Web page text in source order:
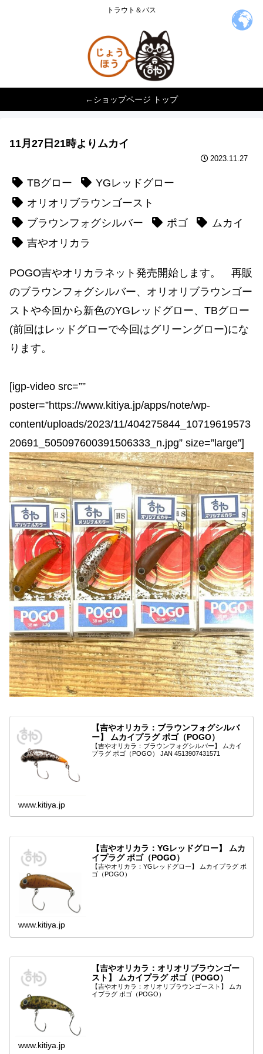
トラウト＆バス
←ショップページ トップ
11月27日21時よりムカイ
2023.11.27
TBグロー
YGレッドグロー
オリオリブラウンゴースト
ブラウンフォグシルバー
ポゴ
ムカイ
吉やオリカラ
POGO吉やオリカラネット発売開始します。 再販
のブラウンフォグシルバー、オリオリブラウンゴー
ストや今回から新色のYGレッドグロー、TBグロー
(前回はレッドグローで今回はグリーングロー)にな
ります。
[igp-video src=””
poster=”https://www.kitiya.jp/apps/note/wp-
content/uploads/2023/11/404275844_10719619573
20691_505097600391506333_n.jpg” size=”large”]
【吉やオリカラ：ブラウンフォグシルバ
ー】 ムカイプラグ ポゴ（POGO）
【吉やオリカラ：ブラウンフォグシルバー】 ムカイ
プラグ ポゴ（POGO） JAN 4513907431571
www.kitiya.jp
【吉やオリカラ：YGレッドグロー】 ムカ
イプラグ ポゴ（POGO）
【吉やオリカラ：YGレッドグロー】 ムカイプラグ ポ
ゴ（POGO）
www.kitiya.jp
【吉やオリカラ：オリオリブラウンゴー
スト】 ムカイプラグ ポゴ（POGO）
【吉やオリカラ：オリオリブラウンゴースト】 ムカ
イプラグ ポゴ（POGO）
www.kitiya.jp